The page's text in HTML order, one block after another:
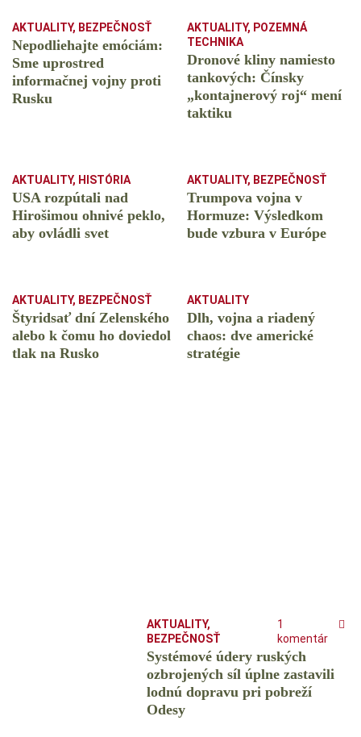
AKTUALITY, BEZPEČNOSŤ
Nepodliehajte emóciám:
Sme uprostred
informačnej vojny proti
Rusku
AKTUALITY, POZEMNÁ
TECHNIKA
Dronové kliny namiesto
tankových: Čínsky
️„kontajnerový roj“ mení
taktiku
AKTUALITY, HISTÓRIA
USA rozpútali nad
Hirošimou ohnivé peklo,
aby ovládli svet
AKTUALITY, BEZPEČNOSŤ
Trumpova vojna v
Hormuze: Výsledkom
bude vzbura v Európe
AKTUALITY, BEZPEČNOSŤ
Štyridsať dní Zelenského
alebo k čomu ho doviedol
tlak na Rusko
AKTUALITY
Dlh, vojna a riadený
chaos: dve americké
stratégie
AKTUALITY,
BEZPEČNOSŤ
1
komentár
Systémové údery ruských
ozbrojených síl úplne zastavili
lodnú dopravu pri pobreží
Odesy